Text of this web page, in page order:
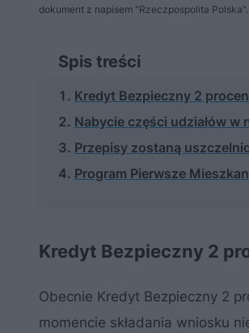
dokument z napisem "Rzeczpospolita
Spis treści
Kredyt Bezpieczny 2
Nabycie części udziałów
Przepisy zostaną
Program Pierwsze
Kredyt Bezpieczny 2
Obecnie Kredyt Bezpieczny 2
momencie składania wniosku